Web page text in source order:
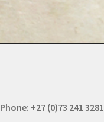
Phone: +27 (0)73 241 3281